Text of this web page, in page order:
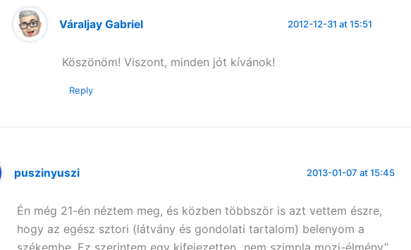
Váraljay Gabriel 2012-12-31 at 15:51
Köszönöm! Viszont, minden jót kívánok!
Reply
puszinyuszi 2013-01-07 at 15:45
Én még 21-én néztem meg, és közben többször is azt vettem észre,
hogy az egész sztori (látvány és gondolati tartalom) belenyom a
székembe. Ez szerintem egy kifejezetten „nem szimpla mozi-élmény”,